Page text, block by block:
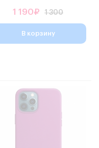
1 190₽ 1 300
В корзину